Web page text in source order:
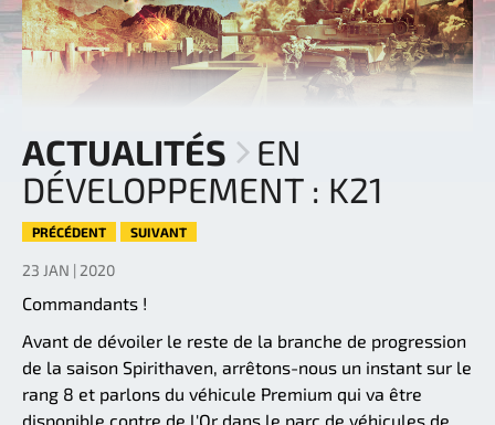
ACTUALITÉS
EN
DÉVELOPPEMENT : K21
PRÉCÉDENT SUIVANT
23 JAN | 2020
Commandants !
Avant de dévoiler le reste de la branche de progression
de la saison Spirithaven, arrêtons-nous un instant sur le
rang 8 et parlons du véhicule Premium qui va être
disponible contre de l'Or dans le parc de véhicules de